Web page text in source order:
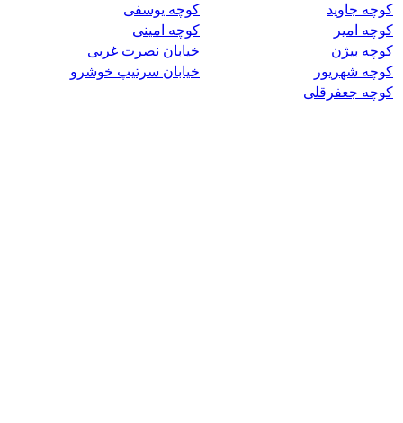
کوچه جاوید
کوچه یوسفی
کوچه امیر
کوچه امینی
کوچه بیژن
خیابان نصرت غربی
کوچه شهریور
خیابان سرتیپ خوشرو
کوچه جعفرقلی